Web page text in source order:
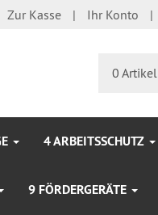
Zur Kasse Ihr Konto
0 Artikel
4 ARBEITSSCHUTZ
9 FÖRDERGERÄTE